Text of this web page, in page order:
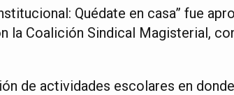
Quédate en casa” fue
la Coalición Sindical Magisterial,
de actividades escolares en